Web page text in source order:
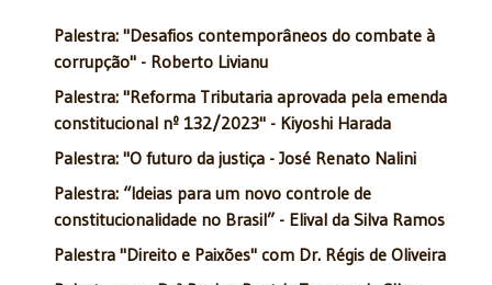
Palestra: "Desafios contemporâneos do combate à
corrupção" - Roberto Livianu
Palestra: "Reforma Tributaria aprovada pela emenda
constitucional nº 132/2023" - Kiyoshi Harada
Palestra: "O futuro da justiça - José Renato Nalini
Palestra: “Ideias para um novo controle de
constitucionalidade no Brasil” - Elival da Silva Ramos
Palestra "Direito e Paixões" com Dr. Régis de Oliveira